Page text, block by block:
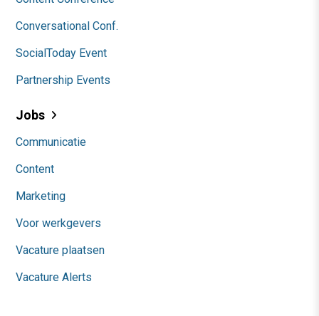
Conversational Conf.
SocialToday Event
Partnership Events
Jobs
Communicatie
Content
Marketing
Voor werkgevers
Vacature plaatsen
Vacature Alerts